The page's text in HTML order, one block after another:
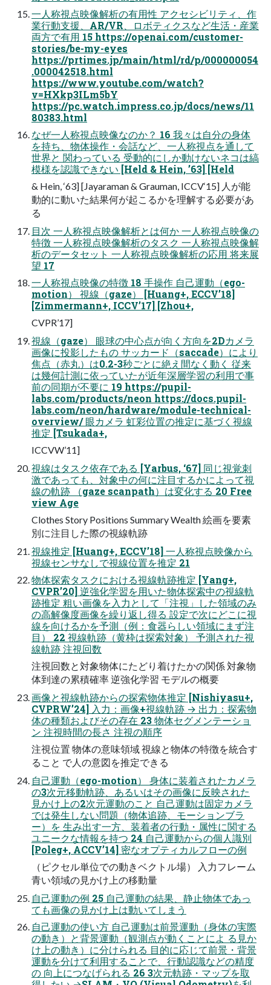
一人称視点映像解析の有用性 アクセシビリティ、作
業行動支援、AR/VR、ロボティクスなど生活・産業
両方で有用 15 https://openai.com/customer-
stories/be-my-eyes
https://prtimes.jp/main/html/rd/p/000000054
.000042518.html
https://www.youtube.com/watch?
v=HXkp3ILm5bY
https://pc.watch.impress.co.jp/docs/news/11
80383.html
なぜ一人称視点映像なのか？ 16 我々は自分の身体
を持ち、物体操作・会話など、一人称視点を通して
世界と 関わっている 受動的にしか動けないネコは縞
模様を認識できない [Held & Hein, ’63] [Held
& Hein, ‘63] [Jayaraman & Grauman, ICCV‘15] 人が能
動的に動いた結果何が起こるかを理解する必要があ
る
目次 一人称視点映像解析とは何か 一人称視点映像の
特徴 一人称視点映像解析のタスク 一人称視点映像解
析のデータセット 一人称視点映像解析の応用 将来展
望 17
一人称視点映像の特徴 18 手操作 自己運動（ego-
motion） 視線（gaze） [Huang+, ECCV’18]
[Zimmermann+, ICCV’17] [Zhou+,
CVPR’17]
視線（gaze） 眼球の中心点が向く方向を2Dカメラ
画像に投影したもの サッカード（saccade）により
焦点（赤丸）は0.2-3秒ごとに絶え間なく動く 従来
は幾何計測に依っていたが近年深層学習の利用で事
前の同期が不要に 19 https://pupil-
labs.com/products/neon https://docs.pupil-
labs.com/neon/hardware/module-technical-
overview/ 眼カメラ 虹彩位置の推定に基づく視線
推定 [Tsukada+,
ICCVW’11]
視線はタスク依存である [Yarbus, ‘67] 同じ視覚刺
激であっても、対象中の何に注目するかによって視
線の軌跡 （gaze scanpath）は変化する 20 Free
view Age
Clothes Story Positions Summary Wealth 絵画を要素
別に注目した際の視線軌跡
視線推定 [Huang+, ECCV’18] 一人称視点映像から
視線センサなしで視線位置を推定 21
物体探索タスクにおける視線軌跡推定 [Yang+,
CVPR’20] 逆強化学習を用いた物体探索中の視線軌
跡推定 粗い画像を入力として「注視」した領域のみ
の高解像度画像を繰り返し得る 設定で次にどこに視
線を向けるかを予測（例：食器らしい領域にまず注
目） 22 視線軌跡（黄枠は探索対象） 予測された視
線軌跡 注視回数
注視回数と対象物体にたどり着けたかの関係 対象物
体到達の累積確率 逆強化学習 モデルの概要
画像と視線軌跡からの探索物体推定 [Nishiyasu+,
CVPRW’24] 入力：画像+視線軌跡 → 出力：探索物
体の種類およびその存在 23 物体セグメンテーショ
ン 注視時間の長さ 注視の順序
注視位置 物体の意味領域 視線と物体の特徴を統合す
ること で人の意図を推定できる
自己運動（ego-motion） 身体に装着されたカメラ
の3次元移動軌跡、あるいはその画像に反映された
見かけ上の2次元運動のこと 自己運動は固定カメラ
では発生しない問題（物体追跡、モーションブラ
ー）を 生み出す一方、装着者の行動・属性に関する
ユニークな情報を持つ 24 自己運動からの個人識別
[Poleg+, ACCV’14] 密なオプティカルフローの例
（ピクセル単位での動きベクトル場） 入力フレーム
青い領域の見かけ上の移動量
自己運動の例 25 自己運動の結果、静止物体であっ
ても画像の見かけ上は動いてしまう
自己運動の使い方 自己運動は前景運動（身体の実際
の動き）と背景運動（観測点が動くことによ る見か
け上の動き）に分けられる 目的に応じて前景・背景
運動を分けて利用することで、行動認識などの精度
の 向上につなげられる 26 3次元軌跡・マップを取